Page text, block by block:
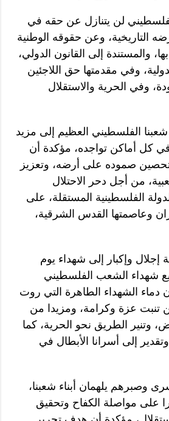
لن يتنازل عن حقه في
التاريخية، وعن حقوقه الوطنية
والمستندة إلى القانون الدولي،
وفي مقدمتها حق اللاجئين
وفي الحرية والاستقلال
الفلسطيني العظيم إلى مزيد
كل أماكن تواجده، مؤكدة أن
صموده على أرضه، وتعزيز
من أجل دحر الاحتلال
الفلسطينية المستقلة، على
وعاصمتها القدس الشرقية،
إجلال وإكبار إلى شهداء يوم
شهداء الشعب الفلسطيني
دماء الشهداء الطاهرة التي روت
عزة وكرامة، ومزيدا من
وتنير الطريق نحو الحرية، كما
إلى أسرانا الأبطال في
وصبرهم يلهمان أبناء شعبنا،
على مواصلة الكفاح وتحقيق